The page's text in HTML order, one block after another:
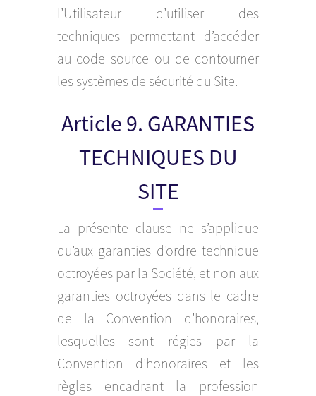
l’Utilisateur d’utiliser des
techniques permettant d’accéder
au code source ou de contourner
les systèmes de sécurité du Site.
Article 9. GARANTIES
TECHNIQUES DU
SITE
La présente clause ne s’applique
qu’aux garanties d’ordre technique
octroyées par la Société, et non aux
garanties octroyées dans le cadre
de la Convention d’honoraires,
lesquelles sont régies par la
Convention d’honoraires et les
règles encadrant la profession